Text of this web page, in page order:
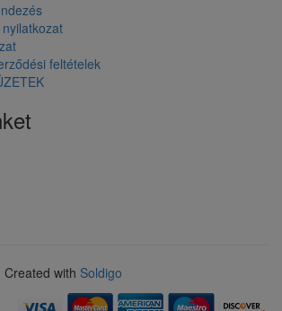
feltételek
Created with Soldigo